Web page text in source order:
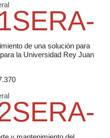
de una solución para
la Universidad Rey Juan